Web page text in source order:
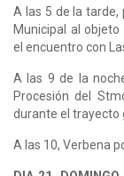
A las 5 de la tarde,
Municipal al
el encuentro con
A las 9 de la
Procesión del
durante el trayecto
A las 10, Verbena